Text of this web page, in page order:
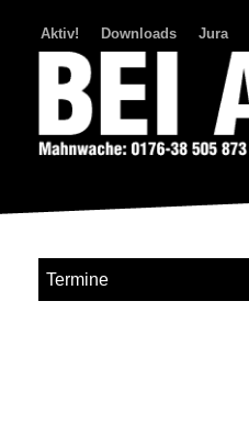
Aktiv! Downloads Jura
Termine